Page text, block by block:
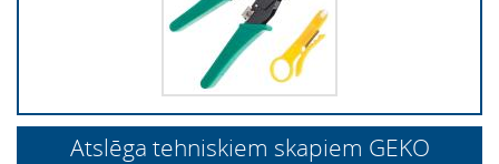
Atslēga tehniskiem skapiem GEKO